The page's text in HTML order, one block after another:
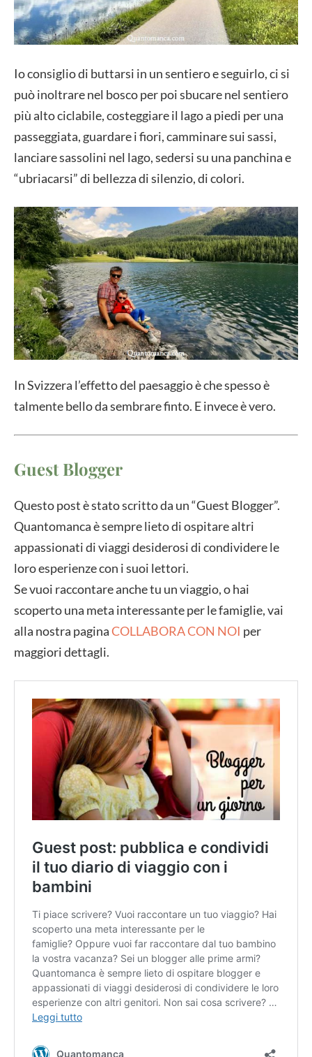
Io consiglio di buttarsi in un sentiero e seguirlo, ci si
può inoltrare nel bosco per poi sbucare nel sentiero
più alto ciclabile, costeggiare il lago a piedi per una
passeggiata, guardare i fiori, camminare sui sassi,
lanciare sassolini nel lago, sedersi su una panchina e
“ubriacarsi” di bellezza di silenzio, di colori.
In Svizzera l’effetto del paesaggio è che spesso è
talmente bello da sembrare finto. E invece è vero.
Guest Blogger
Questo post è stato scritto da un “Guest Blogger”.
Quantomanca è sempre lieto di ospitare altri
appassionati di viaggi desiderosi di condividere le
loro esperienze con i suoi lettori.
Se vuoi raccontare anche tu un viaggio, o hai
scoperto una meta interessante per le famiglie, vai
alla nostra paginaCOLLABORA CON NOI per
maggiori dettagli.